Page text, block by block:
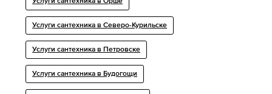
Услуги сантехника в Орше
Услуги сантехника в Северо-Курильске
Услуги сантехника в Петровске
Услуги сантехника в Будогощи